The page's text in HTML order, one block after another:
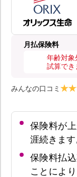
月払保険料
年齢対象
試算でき
みんなの口コミ
保険料が
涯続きます
保険料払
ことによ